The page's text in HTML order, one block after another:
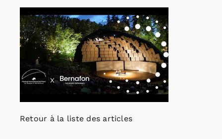
Retour à la liste des articles